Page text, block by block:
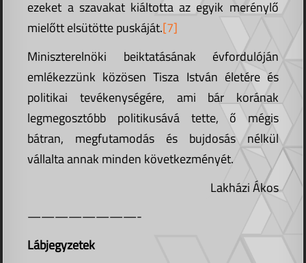
ezeket a szavakat kiáltotta az egyik merénylő
mielőtt elsütötte puskáját.[7]
Miniszterelnöki beiktatásának évfordulóján
emlékezzünk közösen Tisza István életére és
politikai tevékenységére, ami bár korának
legmegosztóbb politikusává tette, ő mégis
bátran, megfutamodás és bujdosás nélkül
vállalta annak minden következményét.
Lakházi Ákos
————————-
Lábjegyzetek